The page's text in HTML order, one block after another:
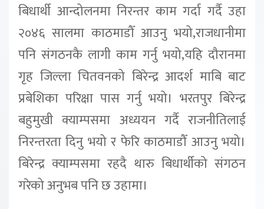
बिधार्थी आन्दोलनमा निरन्तर काम गर्दा गर्दै उहा
२०४६ सालमा काठमाडौँ आउनु भयो,राजधानीमा
पनि संगठनकै लागी काम गर्नु भयो,यहि दौरानमा
गृह जिल्ला चितवनको बिरेन्द्र आदर्श माबि बाट
प्रबेशिका परिक्षा पास गर्नु भयो। भरतपुर बिरेन्द्र
बहुमुखी क्याम्पसमा अध्ययन गर्दै राजनीतिलाई
निरन्तरता दिनु भयो र फेरि काठमाडौँ आउनु भयो।
बिरेन्द्र क्याम्पसमा रहदै थारु बिधार्थीको संगठन
गरेको अनुभब पनि छ उहामा।